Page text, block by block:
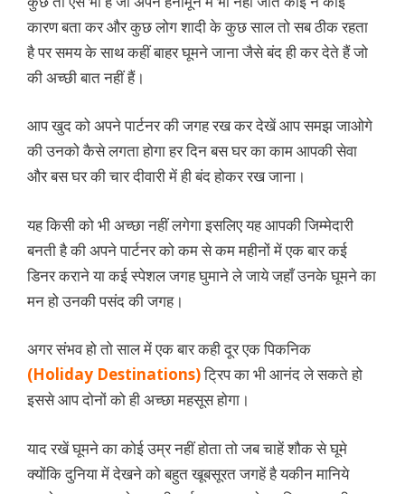
कारण बता कर और कुछ लोग शादी के कुछ साल तो सब ठीक रहता
है पर समय के साथ कहीं बाहर घूमने जाना जैसे बंद ही कर देते हैं जो
की अच्छी बात नहीं हैं।
आप खुद को अपने पार्टनर की जगह रख कर देखें आप समझ जाओगे
की उनको कैसे लगता होगा हर दिन बस घर का काम आपकी सेवा
और बस घर की चार दीवारी में ही बंद होकर रख जाना।
यह किसी को भी अच्छा नहीं लगेगा इसलिए यह आपकी जिम्मेदारी
बनती है की अपने पार्टनर को कम से कम महीनों में एक बार कई
डिनर कराने या कई स्पेशल जगह घुमाने ले जाये जहाँ उनके घूमने का
मन हो उनकी पसंद की जगह।
अगर संभव हो तो साल में एक बार कही दूर एक पिकनिक
(Holiday Destinations)ट्रिप का भी आनंद ले सकते हो
इससे आप दोनों को ही अच्छा महसूस होगा।
याद रखें घूमने का कोई उम्र नहीं होता तो जब चाहें शौक से घूमे
क्योंकि दुनिया में देखने को बहुत खूबसूरत जगहें है यकीन मानिये